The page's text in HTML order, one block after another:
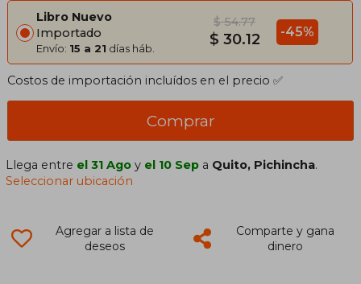
Libro Nuevo
Importado
Envío: 15 a 21 días háb.
$ 54.77
$ 30.12 -45%
Costos de importación incluídos en el precio ✅
Comprar
Llega entre el 31 Ago y el 10 Sep a Quito, Pichincha.
Seleccionar ubicación
Agregar a lista de
deseos
Comparte y gana
dinero